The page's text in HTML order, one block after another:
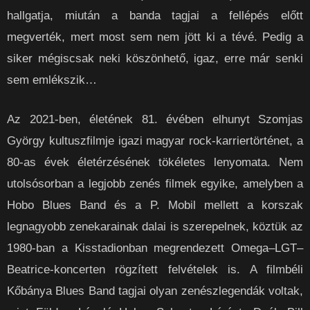
hallgatja, miután a banda tagjai a fellépés előtt
megverték, mert most sem nem jött ki a tévé. Pedig a
siker mégiscsak neki köszönhető, igaz, erre már senki
sem emlékszik…
Az 2021-ben, életének 81. évében elhunyt Szomjas
György kultuszfilmje igazi magyar rock-karriertörténet, a
80-as évek életérzésének tökéletes lenyomata. Nem
utolsósorban a legjobb zenés filmek egyike, amelyben a
Hobo Blues Band és a P. Mobil mellett a korszak
legnagyobb zenekarainak dalai is szerepelnek, köztük az
1980-ban a Kisstadionban megrendezett Omega–LGT–
Beatrice-koncerten rögzített felvételek is. A filmbéli
Kőbánya Blues Band tagjai olyan zenészlegendák voltak,